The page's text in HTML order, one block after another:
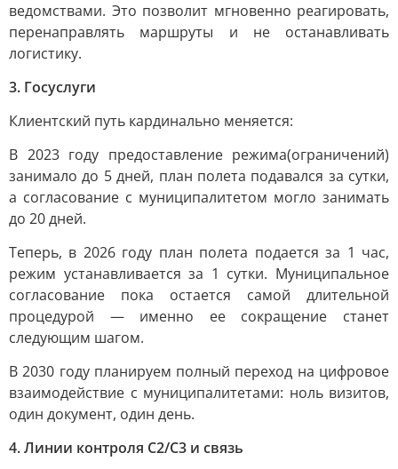
ведомствами. Это позволит мгновенно реагировать,
перенаправлять маршруты и не останавливать
логистику.
3. Госуслуги
Клиентский путь кардинально меняется:
В 2023 году предоставление режима(ограничений)
занимало до 5 дней, план полета подавался за сутки,
а согласование с муниципалитетом могло занимать
до 20 дней.
Теперь, в 2026 году план полета подается за 1 час,
режим устанавливается за 1 сутки. Муниципальное
согласование пока остается самой длительной
процедурой — именно ее сокращение станет
следующим шагом.
В 2030 году планируем полный переход на цифровое
взаимодействие с муниципалитетами: ноль визитов,
один документ, один день.
4. Линии контроля C2/C3 и связь